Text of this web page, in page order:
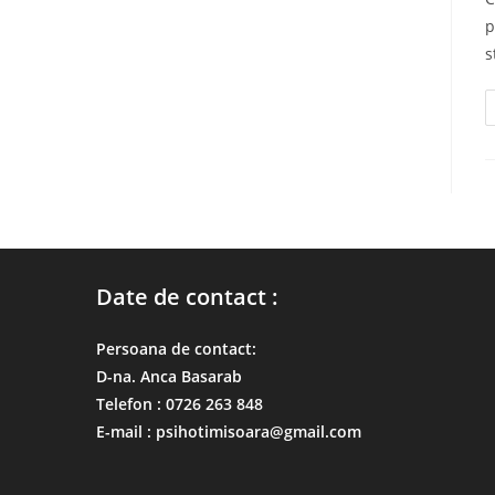
Date de contact :
Persoana de contact:
D-na. Anca Basarab
Telefon : 0726 263 848
E-mail : psihotimisoara@gmail.com